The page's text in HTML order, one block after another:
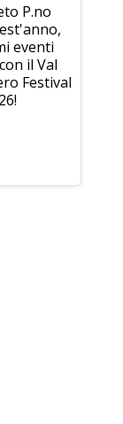
P.no
eventi
il Val
Festival